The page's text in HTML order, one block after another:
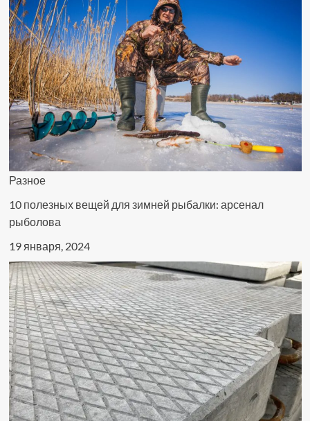
Разное
10 полезных вещей для зимней рыбалки: арсенал
рыболова
19 января, 2024